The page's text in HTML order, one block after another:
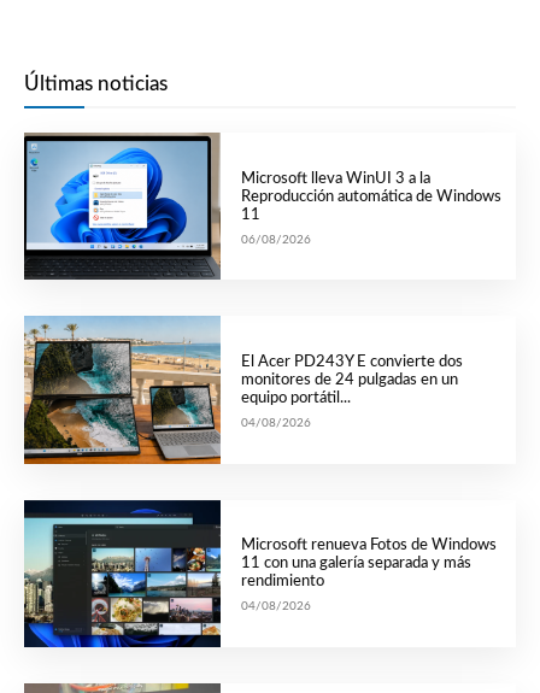
Últimas noticias
Microsoft lleva WinUI 3 a la
Reproducción automática de Windows
11
06/08/2026
El Acer PD243Y E convierte dos
monitores de 24 pulgadas en un
equipo portátil...
04/08/2026
Microsoft renueva Fotos de Windows
11 con una galería separada y más
rendimiento
04/08/2026